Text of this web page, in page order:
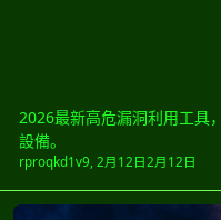
2026最新高危漏洞利用工具
設備。
rproqkd1v9, 2月12日2月12日
问答中心